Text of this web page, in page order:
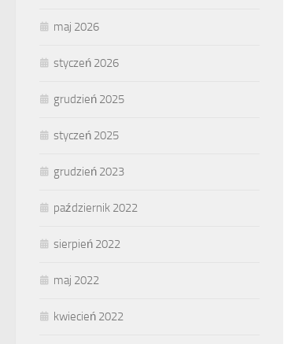
maj 2026
styczeń 2026
grudzień 2025
styczeń 2025
grudzień 2023
październik 2022
sierpień 2022
maj 2022
kwiecień 2022